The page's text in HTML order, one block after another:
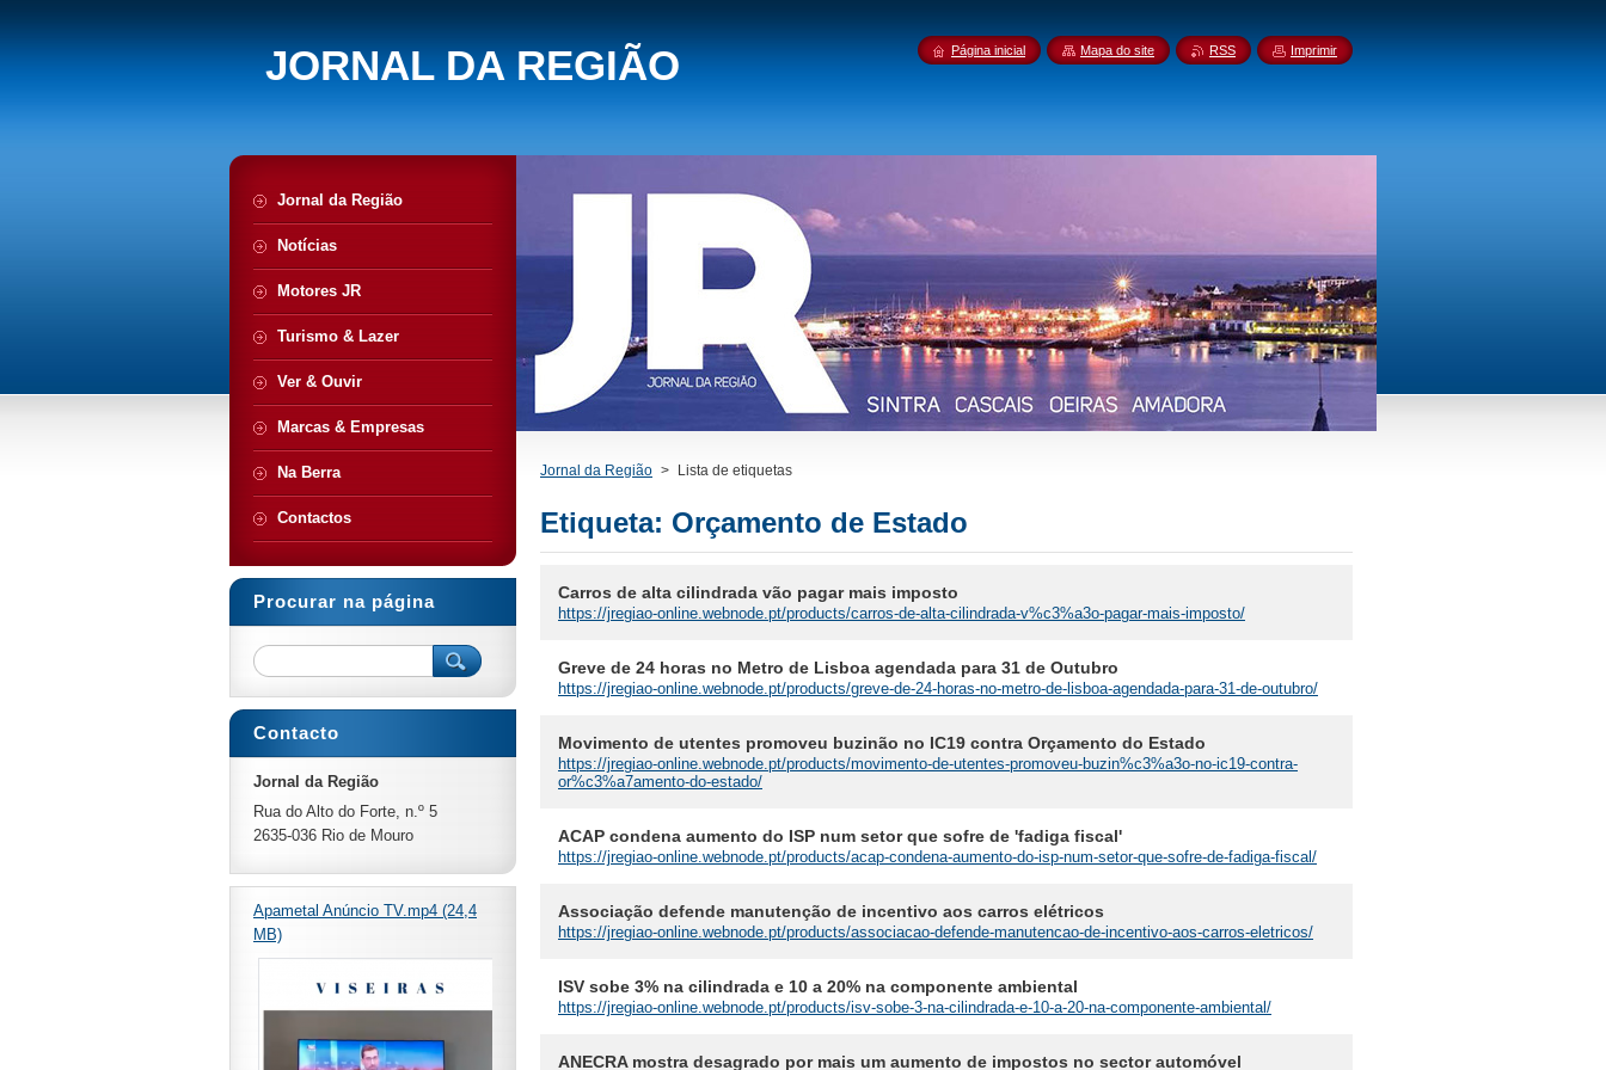
JORNAL DA REGIÃO
Jornal da Região > Lista de etiquetas
Etiqueta: Orçamento de Estado
Carros de alta cilindrada vão pagar mais imposto
https://jregiao-online.webnode.pt/products/carros-de-alta-cilindrada-v%c3%a3o-pagar-mais-imposto/
Greve de 24 horas no Metro de Lisboa agendada para 31 de Outubro
https://jregiao-online.webnode.pt/products/greve-de-24-horas-no-metro-de-lisboa-agendada-para-31-de-outubro/
Movimento de utentes promoveu buzinão no IC19 contra Orçamento do Estado
https://jregiao-online.webnode.pt/products/movimento-de-utentes-promoveu-buzin%c3%a3o-no-ic19-contra-
or%c3%a7amento-do-estado/
ACAP condena aumento do ISP num setor que sofre de 'fadiga fiscal'
https://jregiao-online.webnode.pt/products/acap-condena-aumento-do-isp-num-setor-que-sofre-de-fadiga-fiscal/
Associação defende manutenção de incentivo aos carros elétricos
https://jregiao-online.webnode.pt/products/associacao-defende-manutencao-de-incentivo-aos-carros-eletricos/
ISV sobe 3% na cilindrada e 10 a 20% na componente ambiental
https://jregiao-online.webnode.pt/products/isv-sobe-3-na-cilindrada-e-10-a-20-na-componente-ambiental/
ANECRA mostra desagrado por mais um aumento de impostos no sector automóvel
Jornal da Região
Notícias
Motores JR
Turismo & Lazer
Ver & Ouvir
Marcas & Empresas
Na Berra
Contactos
Procurar na página
Contacto
Jornal da Região
Rua do Alto do Forte, n.º 5
2635-036 Rio de Mouro
Apametal Anúncio TV.mp4 (24,4
MB)
Página inicial Mapa do site RSS Imprimir